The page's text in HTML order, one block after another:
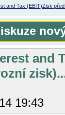
and Tax (EBIT)Zisk
and
19:43